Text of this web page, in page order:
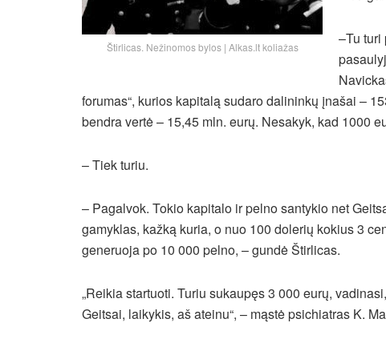
Štirlicas. Nežinomos bylos | Alkas.lt koliažas
–Tu
forumas“, kurios kapitalą sudaro dalininkų įnašai –
bendra vertė – 15,45 mln. eurų. Nesakyk, kad 1000
– Tiek turiu.
– Pagalvok. Tokio kapitalo ir pelno santykio net
gamyklas, kažką kuria, o nuo 100 dolerių kokius 3
generuoja po 10 000 pelno, – gundė Štirlicas.
„Reikia startuoti. Turiu sukaupęs 3 000 eurų,
Geitsai, laikykis, aš ateinu“, – mąstė psichiatras K.